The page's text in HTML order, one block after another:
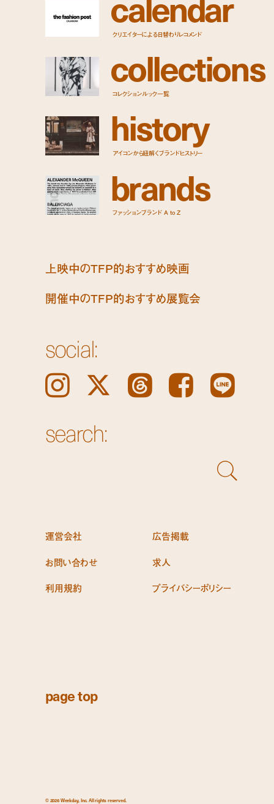
クリエイターによる日替わりレコメンド
collections
コレクションルック一覧
history
アイコンから紐解くブランドヒストリー
brands
ファッションブランド A to Z
上映中のTFP的おすすめ映画
開催中のTFP的おすすめ展覧会
social:
Instagram 𝕏 Threads Facebook LINE
search:
運営会社
広告掲載
お問い合わせ
求人
利用規約 プライバシーポリシー
page top
© 2026 Weekday, Inc. All rights reserved.